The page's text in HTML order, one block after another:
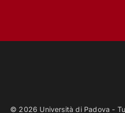
© 2026 Università di Padova -